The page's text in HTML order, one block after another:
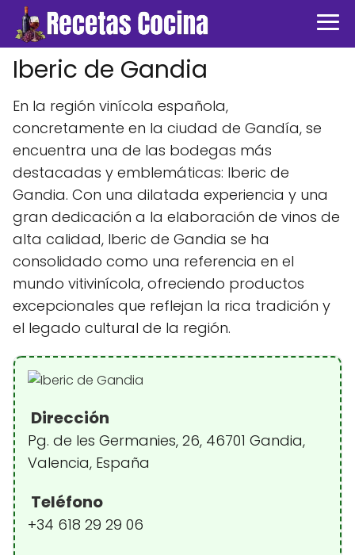
Iberic de Gandia
En la región vinícola española,
concretamente en la ciudad de Gandía, se
encuentra una de las bodegas más
destacadas y emblemáticas: Iberic de
Gandia. Con una dilatada experiencia y una
gran dedicación a la elaboración de vinos de
alta calidad, Iberic de Gandia se ha
consolidado como una referencia en el
mundo vitivinícola, ofreciendo productos
excepcionales que reflejan la rica tradición y
el legado cultural de la región.
Dirección
Pg. de les Germanies, 26, 46701 Gandia,
Valencia, España
Teléfono
+34 618 29 29 06